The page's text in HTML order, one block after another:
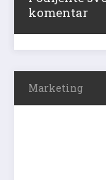
komentar
Marketing